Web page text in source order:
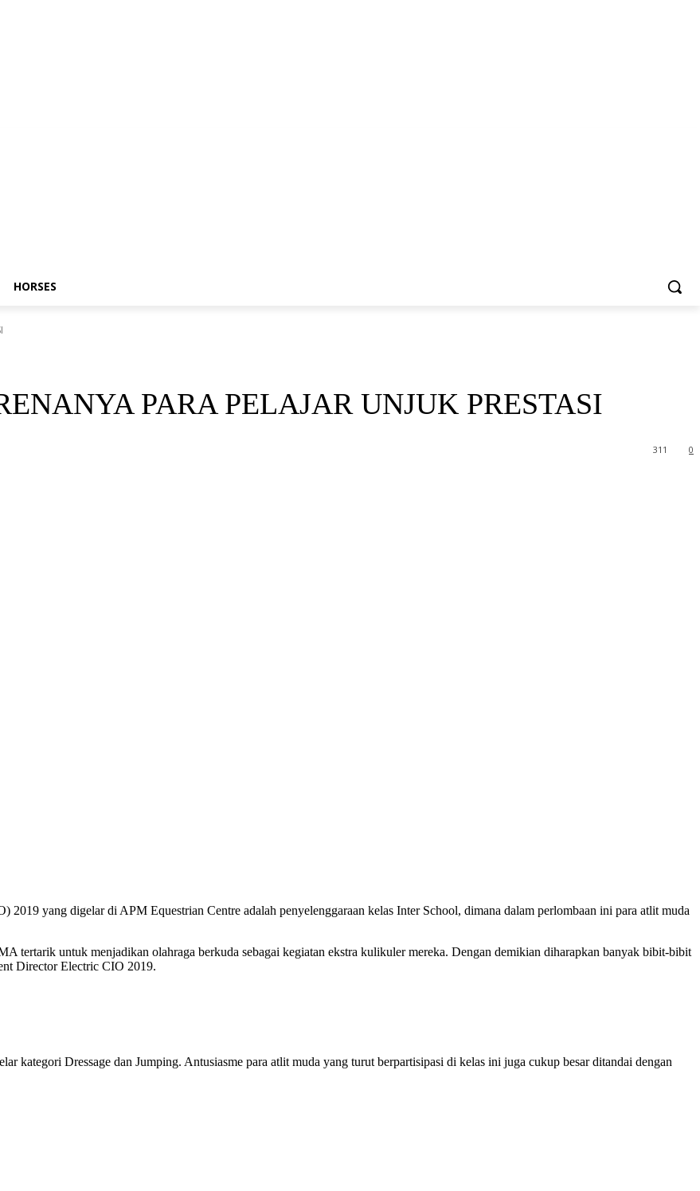
HORSES
PARA PELAJAR UNJUK PRESTASI
0
311
2019 yang digelar di APM Equestrian Centre adalah penyelenggaraan kelas Inter School, dimana dalam perlombaan ini para atlit muda
tertarik untuk menjadikan olahraga berkuda sebagai kegiatan ekstra kulikuler mereka. Dengan demikian diharapkan banyak bibit-bibit
Director Electric CIO 2019.
kategori Dressage dan Jumping. Antusiasme para atlit muda yang turut berpartisipasi di kelas ini juga cukup besar ditandai dengan